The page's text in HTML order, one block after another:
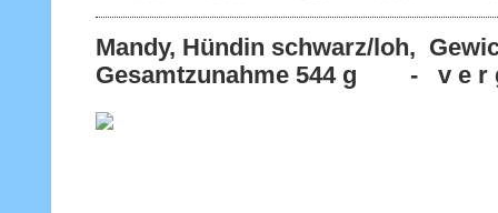
Mandy, Hündin schwarz/loh,
Gesamtzunahme 544 g - v e r